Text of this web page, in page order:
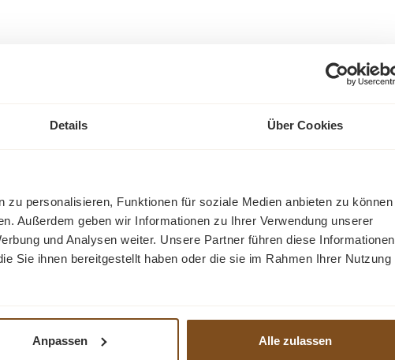
Details Über Cookies
zu personalisieren, Funktionen für soziale Medien anbieten zu können
Außerdem geben wir Informationen zu Ihrer Verwendung unserer
und Analysen weiter. Unsere Partner führen diese Informationen
Sie ihnen bereitgestellt haben oder die sie im Rahmen Ihrer Nutzung
Anpassen Alle zulassen
Rabatt
-8%
Rabatt
-23%